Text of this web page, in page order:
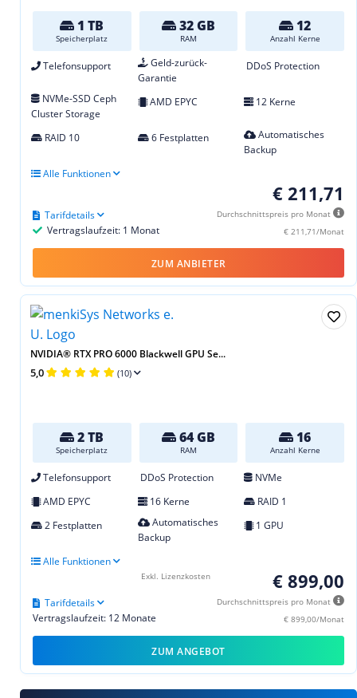
1 TB
Speicherplatz
32 GB
RAM
12
Anzahl Kerne
Telefonsupport
Geld-zurück-
Garantie
DDoS Protection
NVMe-SSD Ceph
Cluster Storage
AMD EPYC 12 Kerne
RAID 10 6 Festplatten
Automatisches
Backup
Alle Funktionen
€ 211,71
Durchschnittspreis pro Monat
€ 211,71/Monat
Vertragslaufzeit: 1 Monat
Tarifdetails
ZUM ANBIETER
NVIDIA® RTX PRO 6000 Blackwell GPU Se...
5,0 (10)
2 TB
Speicherplatz
64 GB
RAM
16
Anzahl Kerne
Telefonsupport DDoS Protection
NVMe
AMD EPYC
16 Kerne
RAID 1
2 Festplatten
Automatisches
Backup
1 GPU
Alle Funktionen
€ 899,00
Durchschnittspreis pro Monat
€ 899,00/Monat
Vertragslaufzeit: 12 Monate
Tarifdetails
Exkl. Lizenzkosten
ZUM ANGEBOT